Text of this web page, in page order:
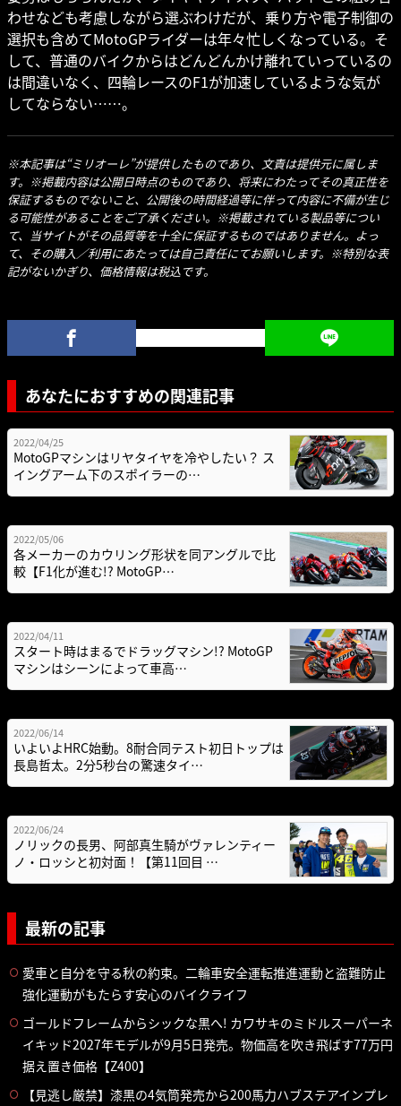
わせなども考慮しながら選ぶわけだが、乗り方や電子制御の
選択も含めてMotoGPライダーは年々忙しくなっている。そ
して、普通のバイクからはどんどんかけ離れていっているの
は間違いなく、四輪レースのF1が加速しているような気が
してならない……。
※本記事は“ミリオーレ”が提供したものであり、文責は提供元に属しま
す。※掲載内容は公開日時点のものであり、将来にわたってその真正性を
保証するものでないこと、公開後の時間経過等に伴って内容に不備が生じ
る可能性があることをご了承ください。※掲載されている製品等につい
て、当サイトがその品質等を十全に保証するものではありません。よっ
て、その購入／利用にあたっては自己責任にてお願いします。※特別な表
記がないかぎり、価格情報は税込です。
あなたにおすすめの関連記事
2022/04/25
MotoGPマシンはリヤタイヤを冷やしたい？ ス
イングアーム下のスポイラーの…
2022/05/06
各メーカーのカウリング形状を同アングルで比
較【F1化が進む!? MotoGP…
2022/04/11
スタート時はまるでドラッグマシン!? MotoGP
マシンはシーンによって車高…
2022/06/14
いよいよHRC始動。8耐合同テスト初日トップは
長島哲太。2分5秒台の驚速タイ…
2022/06/24
ノリックの長男、阿部真生騎がヴァレンティー
ノ・ロッシと初対面！【第11回目 …
最新の記事
愛車と自分を守る秋の約束。二輪車安全運転推進運動と盗難防止
強化運動がもたらす安心のバイクライフ
ゴールドフレームからシックな黒へ! カワサキのミドルスーパーネ
イキッド2027年モデルが9月5日発売。物価高を吹き飛ばす77万円
据え置き価格【Z400】
【見逃し厳禁】漆黒の4気筒発売から200馬力ハブステアインプレ